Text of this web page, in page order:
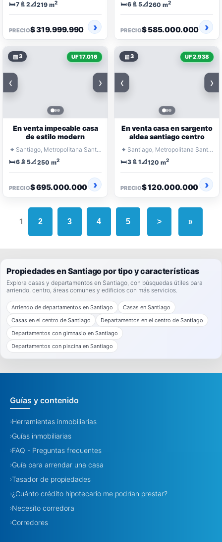
🛏️7 🚿 2📐219 m2
PRECIO$ 319.999.990
🛏️6 🚿 5📐260 m2
PRECIO$ 585.000.000
▧3 UF 17.016
‹ ›
En venta impecable casa
de estilo modern
⌖
Santiago, Metropolitana Santiago
🛏️6 🚿 5📐250 m2
PRECIO$ 695.000.000
▧3 UF 2.938
‹ ›
En venta casa en sargento
aldea santiago centro
⌖
Santiago, Metropolitana Santiago
🛏️3 🚿 1📐120 m2
PRECIO$ 120.000.000
1 2 3 4 5 > »
Propiedades en Santiago por tipo y características
Explora casas y departamentos en Santiago, con búsquedas útiles para
arriendo, centro, áreas comunes y edificios con más servicios.
Arriendo de departamentos en Santiago
Casas en Santiago
Casas en el centro de Santiago
Departamentos en el centro de Santiago
Departamentos con gimnasio en Santiago
Departamentos con piscina en Santiago
Guías y contenido
›Herramientas inmobiliarias
›Guías inmobiliarias
›FAQ - Preguntas frecuentes
›Guía para arrendar una casa
›Tasador de propiedades
›¿Cuánto crédito hipotecario me podrían prestar?
›Necesito corredora
›Corredores